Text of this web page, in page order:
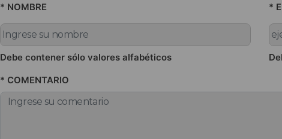
* NOMBRE
Debe contener sólo valores alfabéticos
*
* COMENTARIO